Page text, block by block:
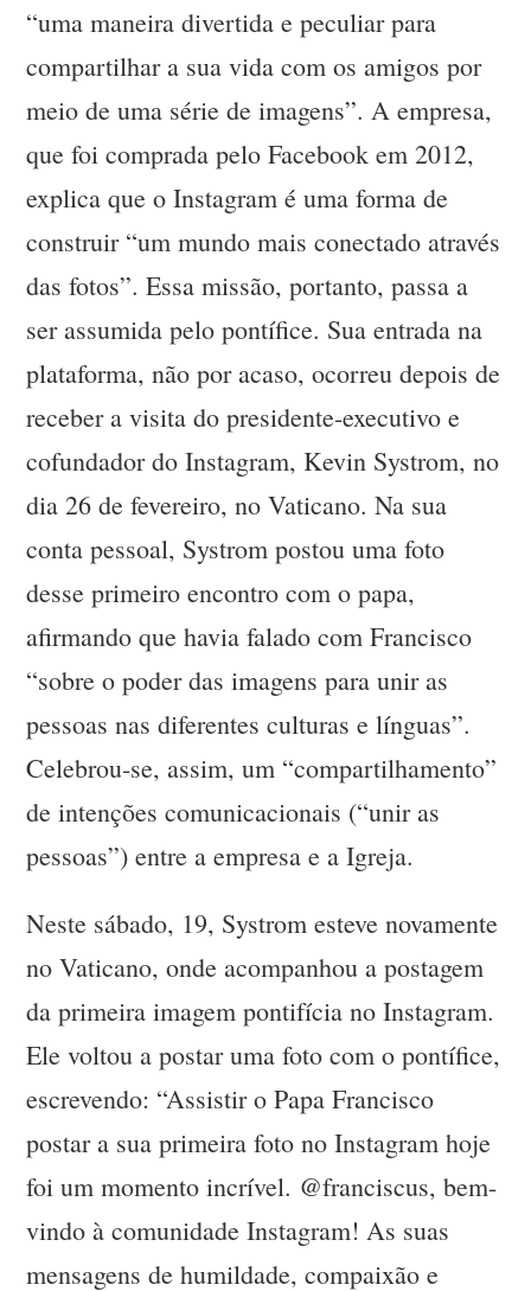
“uma maneira divertida e peculiar para
compartilhar a sua vida com os amigos por
meio de uma série de imagens”. A empresa,
que foi comprada pelo Facebook em 2012,
explica que o Instagram é uma forma de
construir “um mundo mais conectado através
das fotos”. Essa missão, portanto, passa a
ser assumida pelo pontífice. Sua entrada na
plataforma, não por acaso, ocorreu depois de
receber a visita do presidente-executivo e
cofundador do Instagram, Kevin Systrom, no
dia 26 de fevereiro, no Vaticano. Na sua
conta pessoal, Systrom postou uma foto
desse primeiro encontro com o papa,
afirmando que havia falado com Francisco
“sobre o poder das imagens para unir as
pessoas nas diferentes culturas e línguas”.
Celebrou-se, assim, um “compartilhamento”
de intenções comunicacionais (“unir as
pessoas”) entre a empresa e a Igreja.
Neste sábado, 19, Systrom esteve novamente
no Vaticano, onde acompanhou a postagem
da primeira imagem pontifícia no Instagram.
Ele voltou a postar uma foto com o pontífice,
escrevendo: “Assistir o Papa Francisco
postar a sua primeira foto no Instagram hoje
foi um momento incrível. @franciscus, bem-
vindo à comunidade Instagram! As suas
mensagens de humildade, compaixão e